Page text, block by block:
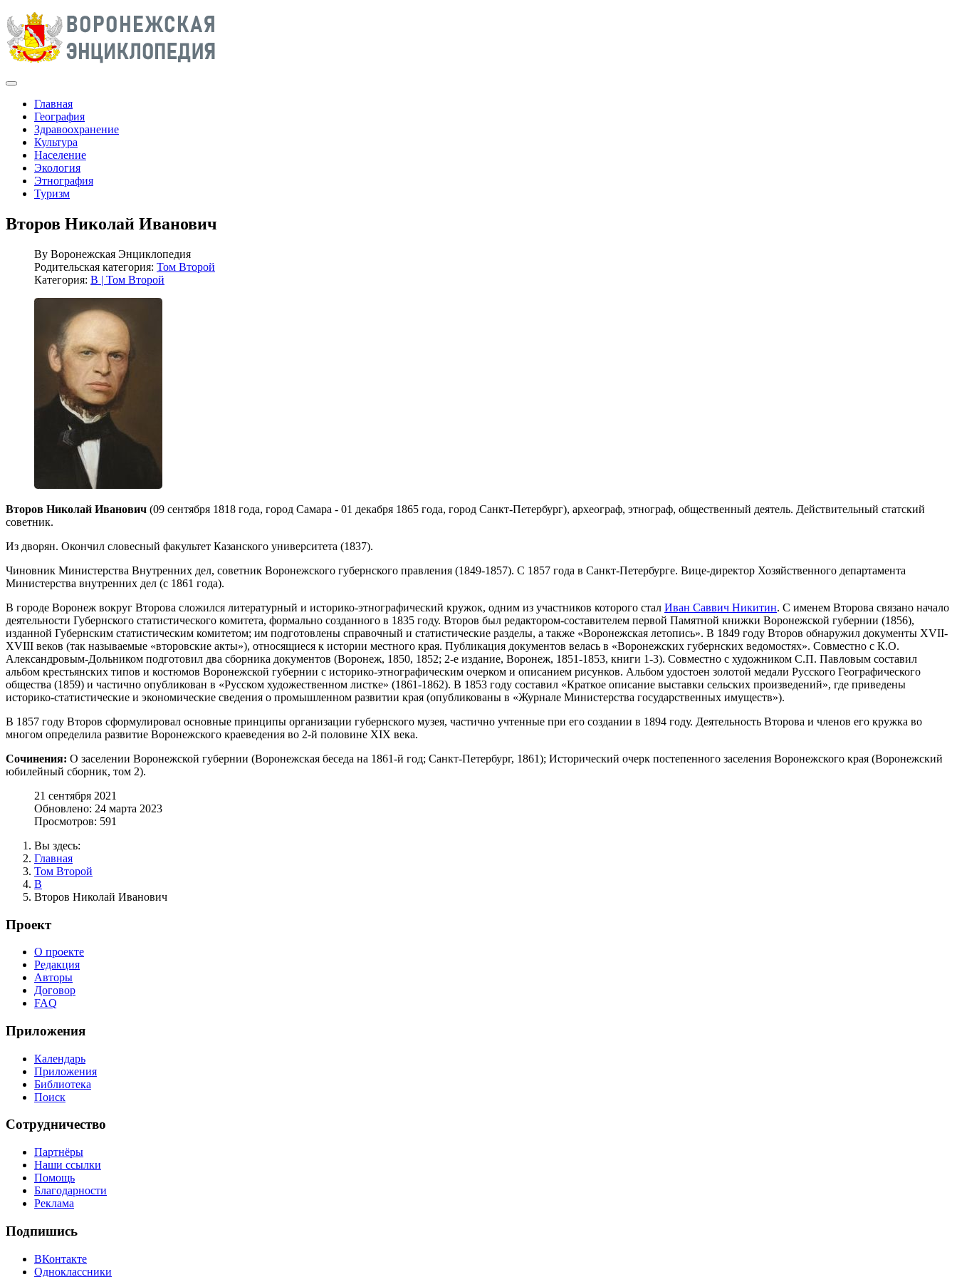
Главная
География
Здравоохранение
Культура
Население
Экология
Этнография
Туризм
Второв Николай Иванович
By Воронежская Энциклопедия
Родительская категория: Том Второй
Категория: В | Том Второй
Второв Николай Иванович (09 сентября 1818 года, город Самара - 01 декабря 1865 года, город Санкт-Петербург), археограф, этнограф, общественный деятель. Действительный статский
советник.
Из дворян. Окончил словесный факультет Казанского университета (1837).
Чиновник Министерства Внутренних дел, советник Воронежского губернского правления (1849-1857). С 1857 года в Санкт-Петербурге. Вице-директор Хозяйственного департамента
Министерства внутренних дел (с 1861 года).
В городе Воронеж вокруг Второва сложился литературный и историко-этнографический кружок, одним из участников которого стал Иван Саввич Никитин. С именем Второва связано начало
деятельности Губернского статистического комитета, формально созданного в 1835 году. Второв был редактором-составителем первой Памятной книжки Воронежской губернии (1856),
изданной Губернским статистическим комитетом; им подготовлены справочный и статистические разделы, а также «Воронежская летопись». В 1849 году Второв обнаружил документы XVII-
XVIII веков (так называемые «второвские акты»), относящиеся к истории местного края. Публикация документов велась в «Воронежских губернских ведомостях». Совместно с К.О.
Александровым-Дольником подготовил два сборника документов (Воронеж, 1850, 1852; 2-е издание, Воронеж, 1851-1853, книги 1-3). Совместно с художником С.П. Павловым составил
альбом крестьянских типов и костюмов Воронежской губернии с историко-этнографическим очерком и описанием рисунков. Альбом удостоен золотой медали Русского Географического
общества (1859) и частично опубликован в «Русском художественном листке» (1861-1862). В 1853 году составил «Краткое описание выставки сельских произведений», где приведены
историко-статистические и экономические сведения о промышленном развитии края (опубликованы в «Журнале Министерства государственных имуществ»).
В 1857 году Второв сформулировал основные принципы организации губернского музея, частично учтенные при его создании в 1894 году. Деятельность Второва и членов его кружка во
многом определила развитие Воронежского краеведения во 2-й половине XIX века.
Сочинения: О заселении Воронежской губернии (Воронежская беседа на 1861-й год; Санкт-Петербург, 1861); Исторический очерк постепенного заселения Воронежского края (Воронежский
юбилейный сборник, том 2).
21 сентября 2021
Обновлено: 24 марта 2023
Просмотров: 591
Вы здесь:
Главная
Том Второй
В
Второв Николай Иванович
Проект
О проекте
Редакция
Авторы
Договор
FAQ
Приложения
Календарь
Приложения
Библиотека
Поиск
Сотрудничество
Партнёры
Наши ссылки
Помощь
Благодарности
Реклама
Подпишись
ВКонтакте
Одноклассники